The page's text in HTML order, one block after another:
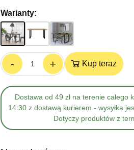
Warianty:
- + Kup teraz
Dostawa od 49 zł na terenie całego
14:30 z dostawą kurierem - wysyłka
Dotyczy produktów z